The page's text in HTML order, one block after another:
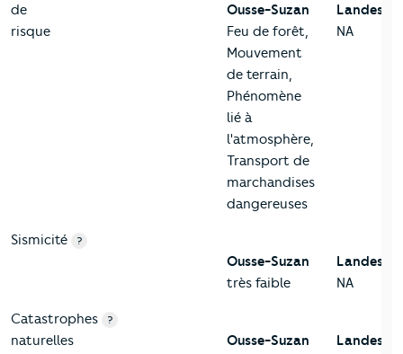
de
risque
Ousse-Suzan
Feu de forêt,
Mouvement
de terrain,
Phénomène
lié à
l'atmosphère,
Transport de
marchandises
dangereuses
Landes
NA
Sismicité ?
Ousse-Suzan
très faible
Landes
NA
Catastrophes
naturelles
?
Ousse-Suzan
Landes